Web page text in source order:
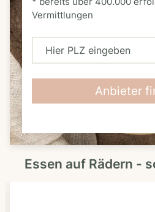
Vermittlungen
H
L
Z
Anbieter
Essen auf Rädern -